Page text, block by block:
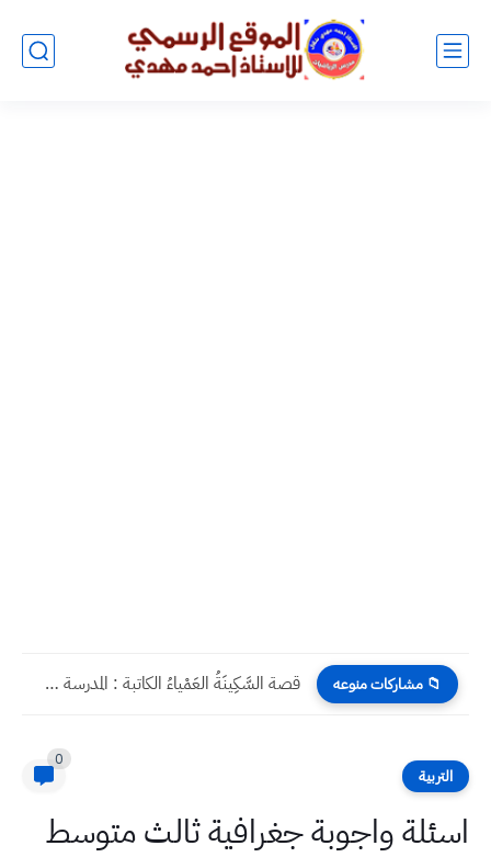
📁 مشاركات منوعه قصة السَّكِينَةُ العَمْياءُ الكاتبة : المدرسة سوسن لطيف ثانوية المتميزين...
التربية
0
اسئلة واجوبة جغرافية ثالث متوسط